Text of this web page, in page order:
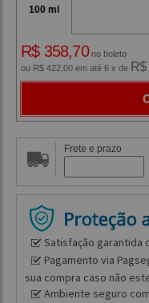
100 ml
R$ 358,70no boleto
ou R$ 422,00 em até 6 x de
Frete e prazo
Satisfação garantida
Pagamento via
sua compra caso não
Ambiente seguro